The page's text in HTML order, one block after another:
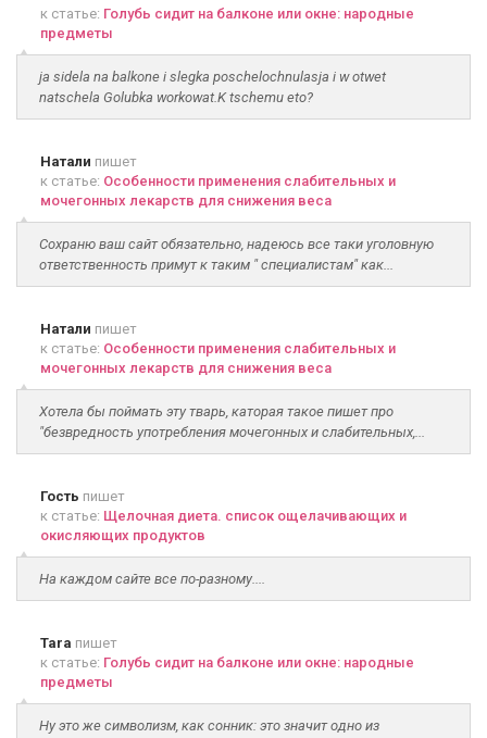
к статье: Голубь сидит на балконе или окне: народные
предметы
ja sidela na balkone i slegka poschelochnulasja i w otwet
natschela Golubka workowat.K tschemu eto?
Натали пишет
к статье: Особенности применения слабительных и
мочегонных лекарств для снижения веса
Сохраню ваш сайт обязательно, надеюсь все таки уголовную
ответственность примут к таким " специалистам" как...
Натали пишет
к статье: Особенности применения слабительных и
мочегонных лекарств для снижения веса
Хотела бы поймать эту тварь, каторая такое пишет про
"безвредность употребления мочегонных и слабительных,...
Гость пишет
к статье: Щелочная диета. список ощелачивающих и
окисляющих продуктов
На каждом сайте все по-разному....
Tara пишет
к статье: Голубь сидит на балконе или окне: народные
предметы
Ну это же символизм, как сонник: это значит одно из